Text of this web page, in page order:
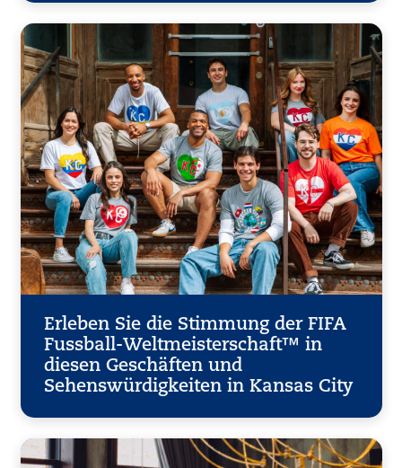
Erleben Sie die Stimmung der FIFA
Fussball-Weltmeisterschaft™ in
diesen Geschäften und
Sehenswürdigkeiten in Kansas City